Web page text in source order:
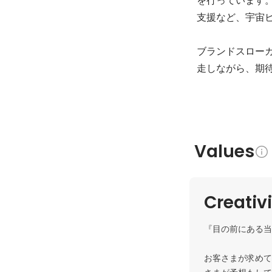
支援など、宇宙
ブランドスロー
走しながら、期
Values
『目の前にあ
お客さまが求め